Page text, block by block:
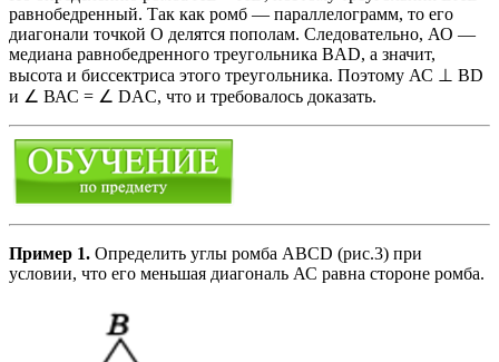
равнобедренный. Так как ромб — параллелограмм, то его
диагонали точкой О делятся пополам. Следовательно, АО —
медиана равнобедренного треугольника BAD, а значит,
высота и биссектриса этого треугольника. Поэтому АС ⊥ BD
и ∠ ВАС = ∠ DAC, что и требовалось доказать.
Пример 1. Определить углы ромба ABCD (рис.3) при
условии, что его меньшая диагональ АС равна стороне ромба.